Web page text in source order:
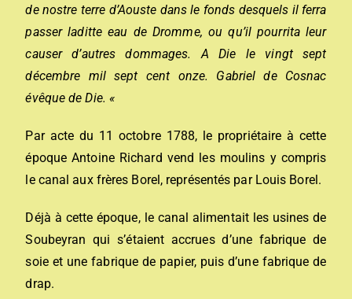
de nostre terre d’Aouste dans le fonds desquels il ferra
passer laditte eau de Dromme, ou qu’il pourrita leur
causer d’autres dommages. A Die le vingt sept
décembre mil sept cent onze. Gabriel de Cosnac
évêque de Die. «
Par acte du 11 octobre 1788, le propriétaire à cette
époque Antoine Richard vend les moulins y compris
le canal aux frères Borel, représentés par Louis Borel.
Déjà à cette époque, le canal alimentait les usines de
Soubeyran qui s’étaient accrues d’une fabrique de
soie et une fabrique de papier, puis d’une fabrique de
drap.